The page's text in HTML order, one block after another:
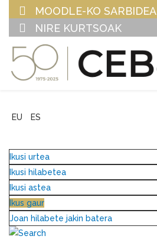
MOODLE-KO SARBIDEA
NIRE KURTSOAK
EU ES
Ikusi urtea
Ikusi hilabetea
Ikusi astea
Ikus gaur
Joan hilabete jakin batera